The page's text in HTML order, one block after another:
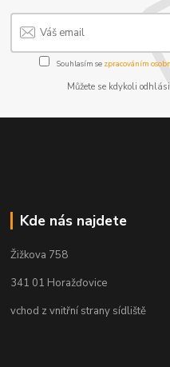
Souhlasím se zpracováním
Můžete se kdykoli
Kde nás najdete
Žižkova 758
341 01 Horažďovice
vchod z vnitřní strany sídliště